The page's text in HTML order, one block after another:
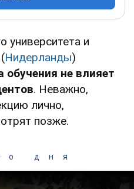
университета и
Нидерланды)
обучения не влияет
. Неважно,
лично,
позже.
дня